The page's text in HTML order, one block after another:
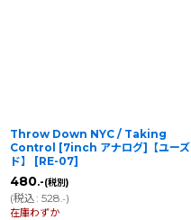
Throw Down NYC / Taking
Control [7inch アナログ]【ユーズ
ド】
[RE-07]
480.-(税別)
(税込: 528.-)
在庫わずか